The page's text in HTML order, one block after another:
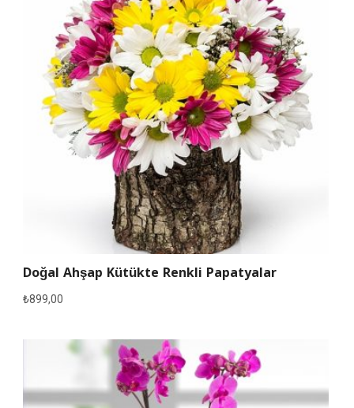
Doğal Ahşap Kütükte Renkli Papatyalar
₺899,00